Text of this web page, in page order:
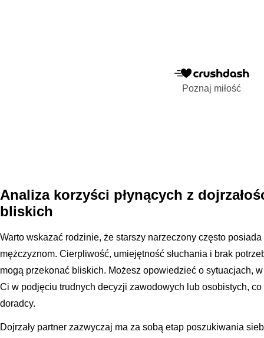
Poznaj miłość
Analiza korzyści płynących z
bliskich
Warto wskazać rodzinie, że starszy narzeczony często
mężczyznom. Cierpliwość, umiejętność słuchania i brak
mogą przekonać bliskich. Możesz opowiedzieć o sytuacjach,
Ci w podjęciu trudnych decyzji zawodowych lub osobistych,
doradcy.
Dojrzały partner zazwyczaj ma za sobą etap poszukiwania